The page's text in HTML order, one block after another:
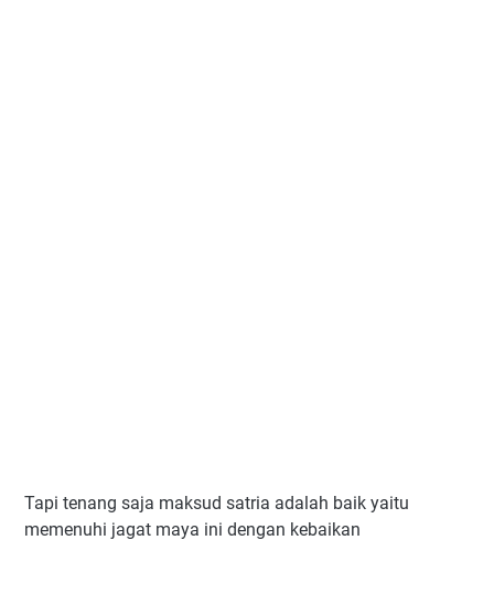
Tapi tenang saja maksud satria adalah baik yaitu
memenuhi jagat maya ini dengan kebaikan